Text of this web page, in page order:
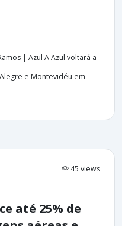
| Azul A Azul voltará a
e Montevidéu em
45 views
até 25% de